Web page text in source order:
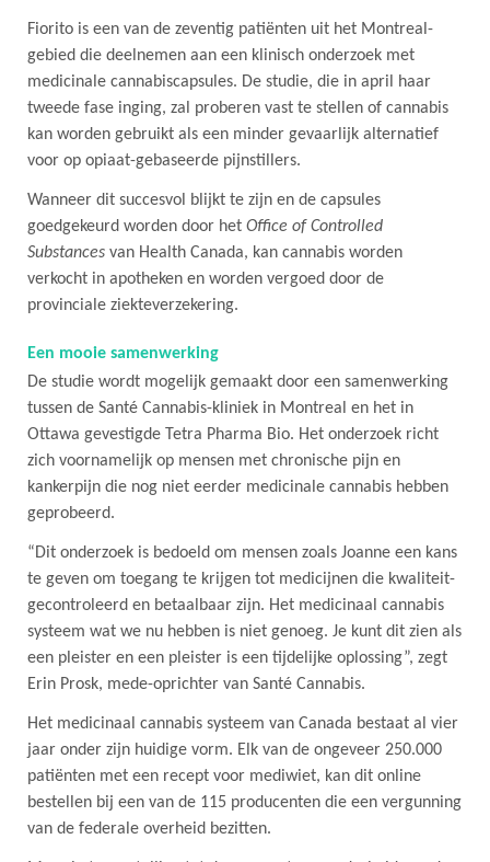
Fiorito is een van de zeventig patiënten uit het Montreal-
gebied die deelnemen aan een klinisch onderzoek met
medicinale cannabiscapsules. De studie, die in april haar
tweede fase inging, zal proberen vast te stellen of cannabis
kan worden gebruikt als een minder gevaarlijk alternatief
voor op opiaat-gebaseerde pijnstillers.
Wanneer dit succesvol blijkt te zijn en de capsules
goedgekeurd worden door het Office of Controlled
Substances van Health Canada, kan cannabis worden
verkocht in apotheken en worden vergoed door de
provinciale ziekteverzekering.
Een mooie samenwerking
De studie wordt mogelijk gemaakt door een samenwerking
tussen de Santé Cannabis-kliniek in Montreal en het in
Ottawa gevestigde Tetra Pharma Bio. Het onderzoek richt
zich voornamelijk op mensen met chronische pijn en
kankerpijn die nog niet eerder medicinale cannabis hebben
geprobeerd.
“Dit onderzoek is bedoeld om mensen zoals Joanne een kans
te geven om toegang te krijgen tot medicijnen die kwaliteit-
gecontroleerd en betaalbaar zijn. Het medicinaal cannabis
systeem wat we nu hebben is niet genoeg. Je kunt dit zien als
een pleister en een pleister is een tijdelijke oplossing”, zegt
Erin Prosk, mede-oprichter van Santé Cannabis.
Het medicinaal cannabis systeem van Canada bestaat al vier
jaar onder zijn huidige vorm. Elk van de ongeveer 250.000
patiënten met een recept voor mediwiet, kan dit online
bestellen bij een van de 115 producenten die een vergunning
van de federale overheid bezitten.